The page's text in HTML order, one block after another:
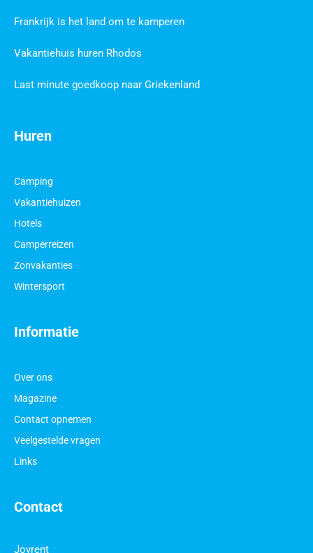
Contact
Joyrent
Informatie
Over ons
Magazine
Contact opnemen
Veelgestelde vragen
Links
Huren
Camping
Vakantiehuizen
Hotels
Camperreizen
Zonvakanties
Wintersport
Frankrijk is het land om te kamperen
Vakantiehuis huren Rhodos
Last minute goedkoop naar Griekenland